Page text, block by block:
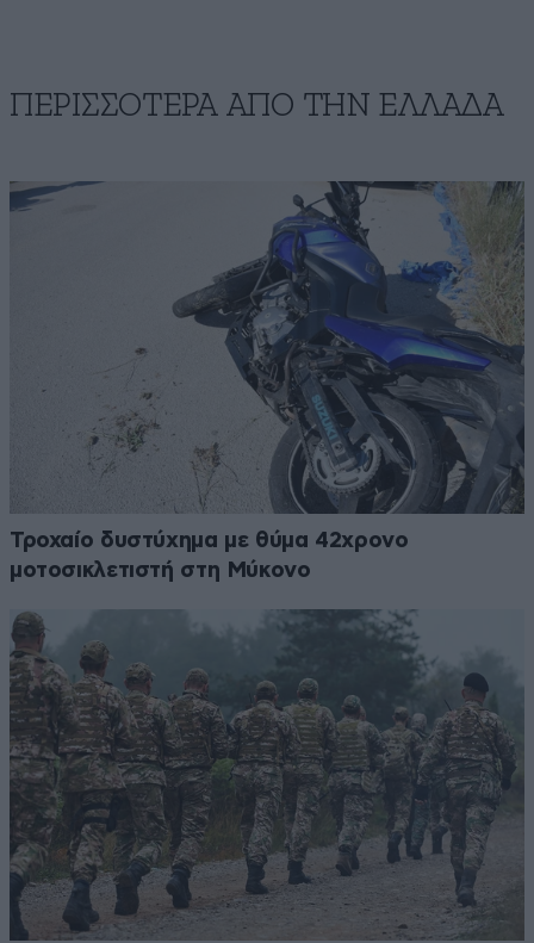
ΠΕΡΙΣΣΟΤΕΡΑ ΑΠΟ ΤΗΝ ΕΛΛΑΔΑ
Τροχαίο δυστύχημα με θύμα 42χρονο
μοτοσικλετιστή στη Μύκονο